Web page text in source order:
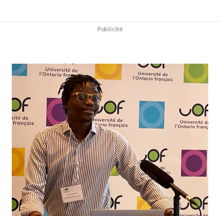
Publicité